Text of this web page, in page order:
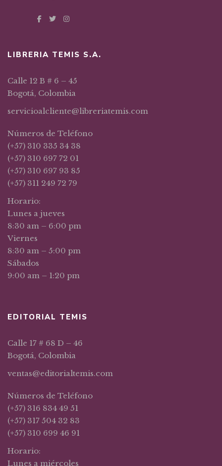
LIBRERIA TEMIS S.A.
Calle 12 B # 6 – 45
Bogotá, Colombia
servicioalcliente@libreriatemis.com
Números de Teléfono
(+57) 310 335 34 38
(+57) 310 697 72 01
(+57) 310 697 93 85
(+57) 311 249 72 79
Horario:
Lunes a jueves
8:30 am – 6:00 pm
Viernes
8:30 am – 5:00 pm
Sábados
9:00 am – 1:20 pm
EDITORIAL TEMIS
Calle 17 # 68 D – 46
Bogotá, Colombia
ventas@editorialtemis.com
Números de Teléfono
(+57) 316 834 49 51
(+57) 317 504 32 83
(+57) 310 699 46 91
Horario:
Lunes a miércoles